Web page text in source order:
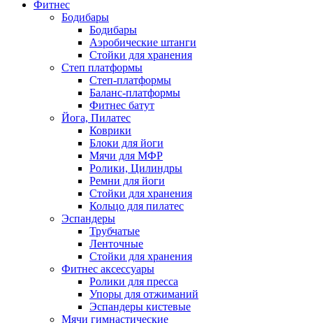
Фитнес
Бодибары
Бодибары
Аэробические штанги
Стойки для хранения
Степ платформы
Степ-платформы
Баланс-платформы
Фитнес батут
Йога, Пилатес
Коврики
Блоки для йоги
Мячи для МФР
Ролики, Цилиндры
Ремни для йоги
Стойки для хранения
Кольцо для пилатес
Эспандеры
Трубчатые
Ленточные
Стойки для хранения
Фитнес аксессуары
Ролики для пресса
Упоры для отжиманий
Эспандеры кистевые
Мячи гимнастические